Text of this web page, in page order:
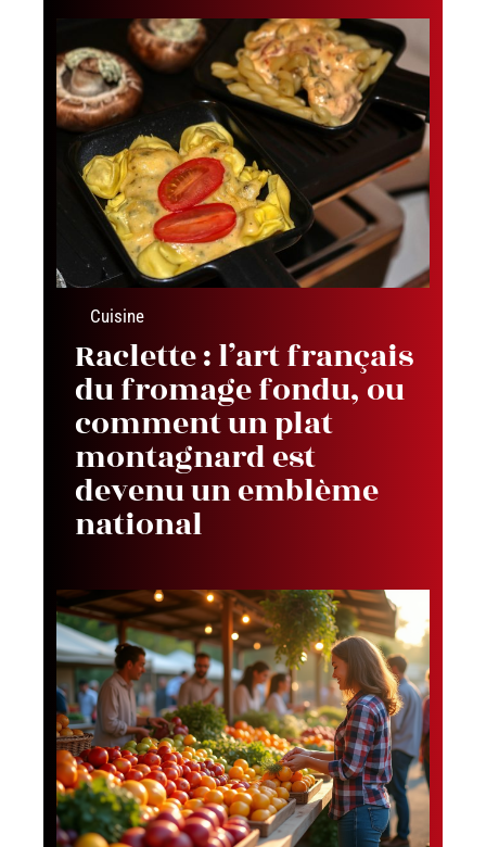
Cuisine
Raclette : l’art français
du fromage fondu, ou
comment un plat
montagnard est
devenu un emblème
national